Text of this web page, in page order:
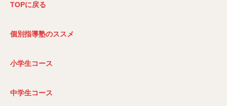
TOPに戻る
個別指導塾のススメ
小学生コース
中学生コース